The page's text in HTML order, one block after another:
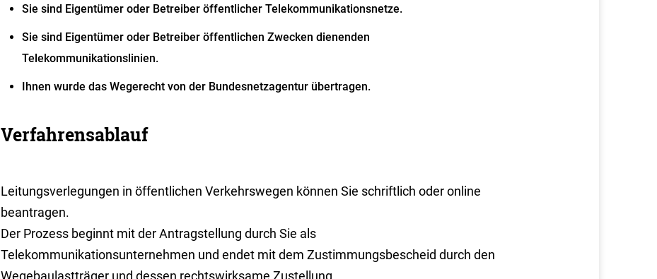
Sie sind Eigentümer oder Betreiber öffentlicher Telekommunikationsnetze.
Sie sind Eigentümer oder Betreiber öffentlichen Zwecken dienenden
Telekommunikationslinien.
Ihnen wurde das Wegerecht von der Bundesnetzagentur übertragen.
Verfahrensablauf
Leitungsverlegungen in öffentlichen Verkehrswegen können Sie schriftlich oder online
beantragen.
Der Prozess beginnt mit der Antragstellung durch Sie als
Telekommunikationsunternehmen und endet mit dem Zustimmungsbescheid durch den
Wegebaulastträger und dessen rechtswirksame Zustellung.